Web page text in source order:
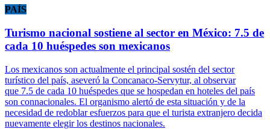
PAÍS
Turismo nacional sostiene al sector en México: 7.5 de
cada 10 huéspedes son mexicanos
Los mexicanos son actualmente el principal sostén del sector
turístico del país, aseveró la Concanaco-Servytur, al observar
que 7.5 de cada 10 huéspedes que se hospedan en hoteles del país
son connacionales. El organismo alertó de esta situación y de la
necesidad de redoblar esfuerzos para que el turista extranjero decida
nuevamente elegir los destinos nacionales.